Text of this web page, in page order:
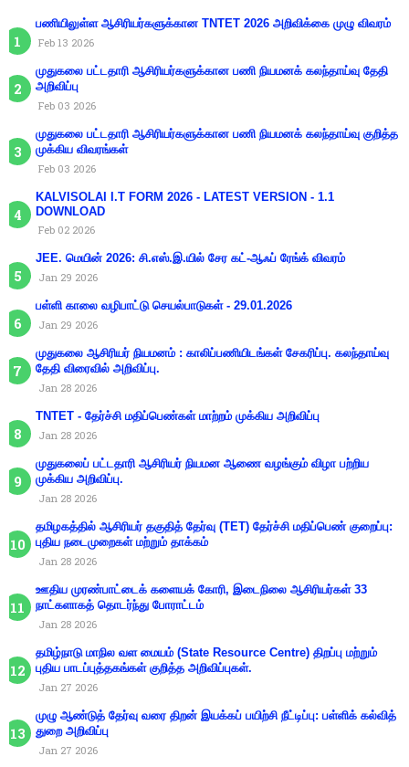
பணியிலுள்ள ஆசிரியர்களுக்கான TNTET 2026 அறிவிக்கை முழு விவரம்
Feb 13 2026
முதுகலை பட்டதாரி ஆசிரியர்களுக்கான பணி நியமனக் கலந்தாய்வு தேதி
அறிவிப்பு
Feb 03 2026
முதுகலை பட்டதாரி ஆசிரியர்களுக்கான பணி நியமனக் கலந்தாய்வு குறித்த
முக்கிய விவரங்கள்
Feb 03 2026
KALVISOLAI I.T FORM 2026 - LATEST VERSION - 1.1
DOWNLOAD
Feb 02 2026
JEE. மெயின் 2026: சி.எஸ்.இ.யில் சேர கட்-ஆஃப் ரேங்க் விவரம்
Jan 29 2026
பள்ளி காலை வழிபாட்டு செயல்பாடுகள் - 29.01.2026
Jan 29 2026
முதுகலை ஆசிரியர் நியமனம் : காலிப்பணியிடங்கள் சேகரிப்பு. கலந்தாய்வு
தேதி விரைவில் அறிவிப்பு.
Jan 28 2026
TNTET - தேர்ச்சி மதிப்பெண்கள் மாற்றம் முக்கிய அறிவிப்பு
Jan 28 2026
முதுகலைப் பட்டதாரி ஆசிரியர் நியமன ஆணை வழங்கும் விழா பற்றிய
முக்கிய அறிவிப்பு.
Jan 28 2026
தமிழகத்தில் ஆசிரியர் தகுதித் தேர்வு (TET) தேர்ச்சி மதிப்பெண் குறைப்பு:
புதிய நடைமுறைகள் மற்றும் தாக்கம்
Jan 28 2026
ஊதிய முரண்பாட்டைக் களையக் கோரி, இடைநிலை ஆசிரியர்கள் 33
நாட்களாகத் தொடர்ந்து போராட்டம்
Jan 28 2026
தமிழ்நாடு மாநில வள மையம் (State Resource Centre) திறப்பு மற்றும்
புதிய பாடப்புத்தகங்கள் குறித்த அறிவிப்புகள்.
Jan 27 2026
முழு ஆண்டுத் தேர்வு வரை திறன் இயக்கப் பயிற்சி நீட்டிப்பு: பள்ளிக் கல்வித்
துறை அறிவிப்பு
Jan 27 2026